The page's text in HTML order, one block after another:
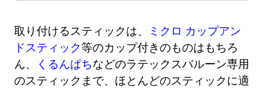
取り付けるスティックは、
ミクロ カップアン
ドスティック等のカップ付きのものはもちろ
ん、
くるんぱちなどのラテックスバルーン専用
のスティックまで、ほとんどのスティックに適